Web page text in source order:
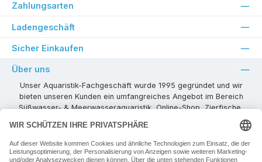
Zahlungsarten
Ladengeschäft
Sicher Einkaufen
Über uns
Unser Aquaristik-Fachgeschäft wurde 1995 gegründet und wir
bieten unseren Kunden ein umfangreiches Angebot im Bereich
Süßwasser- & Meerwasseraquaristik, Online-Shop, Zierfische,
Pflanzen, Aquarienkombinationen, Technikzubehör usw. ! Als
kompetenter Aquaristik-Fachhandelspartner stehen wir Ihnen für
alle Ihre Projekte und Einrichtungs- oder Besatzwünsche zur
Verfügung!